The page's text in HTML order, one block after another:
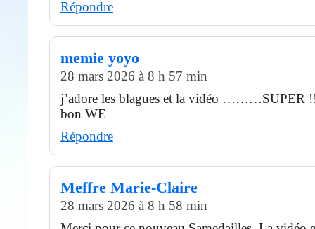
Répondre
memie yoyo
28 mars 2026 à 8 h 57 min
j’adore les blagues et la vidéo ………SUPER
bon WE
Répondre
Meffre Marie-Claire
28 mars 2026 à 8 h 58 min